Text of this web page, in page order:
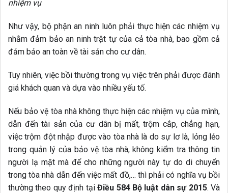
nhiệm vụ
Như vậy, bộ phận an ninh luôn phải thực hiện các nhiệm vụ
nhằm đảm bảo an ninh trật tự của cả tòa nhà, bao gồm cả
đảm bảo an toàn về tài sản cho cư dân.
Tuy nhiên, việc bồi thường trong vụ việc trên phải được đánh
giá khách quan và dựa vào nhiều yếu tố.
Nếu bảo vệ tòa nhà không thực hiện các nhiệm vụ của mình,
dẫn đến tài sản của cư dân bị mất, trộm cắp, chẳng hạn,
việc trộm đột nhập được vào tòa nhà là do sự lơ là, lỏng lẻo
trong quản lý của bảo vệ tòa nhà, không kiểm tra thông tin
người lạ mặt mà để cho những người này tự do di chuyển
trong tòa nhà dẫn đến việc mất đồ,… thì phải có nghĩa vụ bồi
thường theo quy định tạiĐiều 584 Bộ luật dân sự 2015. Và